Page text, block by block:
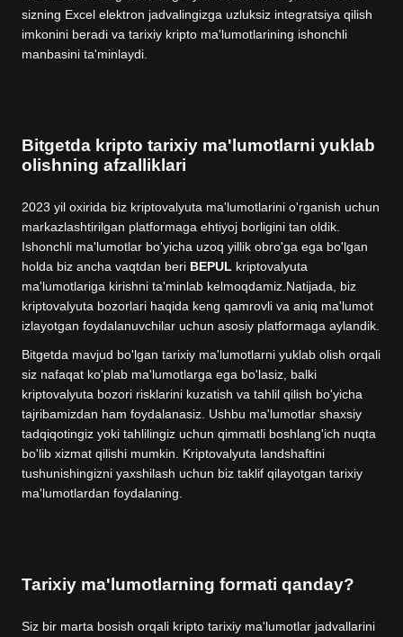
sizning Excel elektron jadvalingizga uzluksiz integratsiya qilish
imkonini beradi va tarixiy kripto ma'lumotlarining ishonchli
manbasini ta'minlaydi.
Bitgetda kripto tarixiy ma'lumotlarni yuklab
olishning afzalliklari
2023 yil oxirida biz kriptovalyuta ma'lumotlarini o'rganish uchun
markazlashtirilgan platformaga ehtiyoj borligini tan oldik.
Ishonchli ma'lumotlar bo'yicha uzoq yillik obro'ga ega bo'lgan
holda biz ancha vaqtdan beri BEPUL kriptovalyuta
ma'lumotlariga kirishni ta'minlab kelmoqdamiz. Natijada, biz
kriptovalyuta bozorlari haqida keng qamrovli va aniq ma'lumot
izlayotgan foydalanuvchilar uchun asosiy platformaga aylandik.
Bitgetda mavjud bo'lgan tarixiy ma'lumotlarni yuklab olish orqali
siz nafaqat ko'plab ma'lumotlarga ega bo'lasiz, balki
kriptovalyuta bozori risklarini kuzatish va tahlil qilish bo'yicha
tajribamizdan ham foydalanasiz. Ushbu ma'lumotlar shaxsiy
tadqiqotingiz yoki tahlilingiz uchun qimmatli boshlang'ich nuqta
bo'lib xizmat qilishi mumkin. Kriptovalyuta landshaftini
tushunishingizni yaxshilash uchun biz taklif qilayotgan tarixiy
ma'lumotlardan foydalaning.
Tarixiy ma'lumotlarning formati qanday?
Siz bir marta bosish orqali kripto tarixiy ma'lumotlar jadvallarini